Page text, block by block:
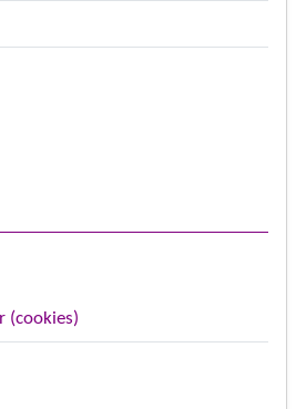
(cookies)